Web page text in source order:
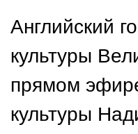
Английский
культуры
прямом
культуры